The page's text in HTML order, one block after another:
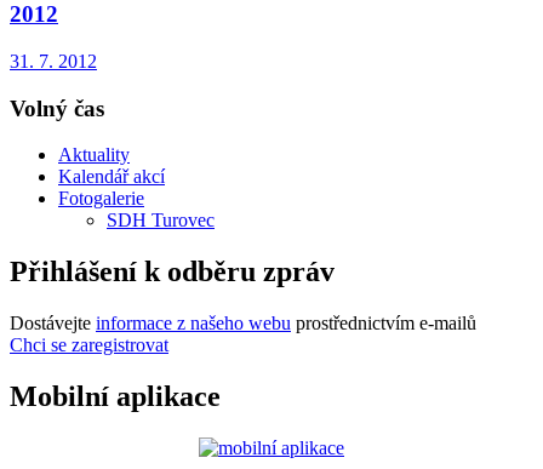
2012
31. 7. 2012
Volný čas
Aktuality
Kalendář akcí
Fotogalerie
SDH Turovec
Přihlášení k odběru zpráv
Dostávejte informace z našeho webu prostřednictvím e-mailů
Chci se zaregistrovat
Mobilní aplikace